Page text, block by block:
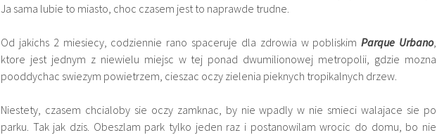
Ja sama lubie to miasto, choc czasem jest to naprawde trudne.
Od jakichs 2 miesiecy, codziennie rano spaceruje dla zdrowia w pobliskim Parque Urbano,
ktore jest jednym z niewielu miejsc w tej ponad dwumilionowej metropolii, gdzie mozna
pooddychac swiezym powietrzem, cieszac oczy zielenia pieknych tropikalnych drzew.
Niestety, czasem chcialoby sie oczy zamknac, by nie wpadly w nie smieci walajace sie po
parku. Tak jak dzis. Obeszlam park tylko jeden raz i postanowilam wrocic do domu, bo nie